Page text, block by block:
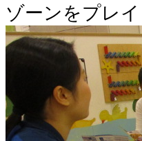
ゾーンをプレ